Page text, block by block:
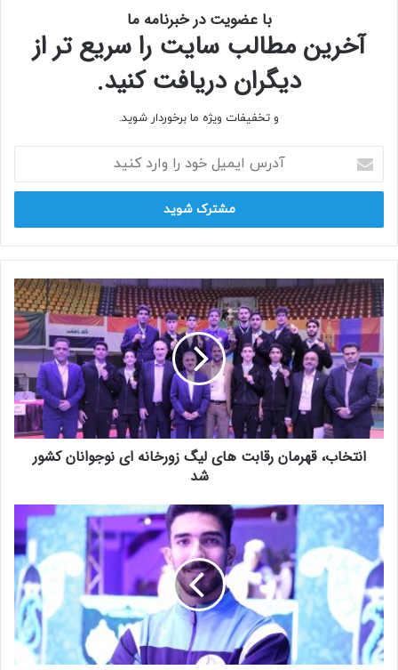
با عضویت در خبرنامه ما
آخرین مطالب سایت را سریع تر از
دیگران دریافت کنید.
و تخفیفات ویژه ما برخوردار شوید.
ایمیل
خود
وارد
کنید
انتخاب، قهرمان رقابت های لیگ زورخانه ای نوجوانان کشور
شد